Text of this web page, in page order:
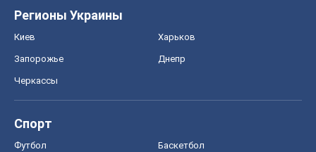
Регионы Украины
Киев Харьков
Запорожье Днепр
Черкассы
Спорт
Футбол Баскетбол